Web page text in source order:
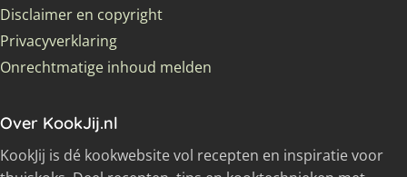
Disclaimer en copyright
Privacyverklaring
Onrechtmatige inhoud melden
Over KookJij.nl
KookJij is dé kookwebsite vol recepten en inspiratie voor